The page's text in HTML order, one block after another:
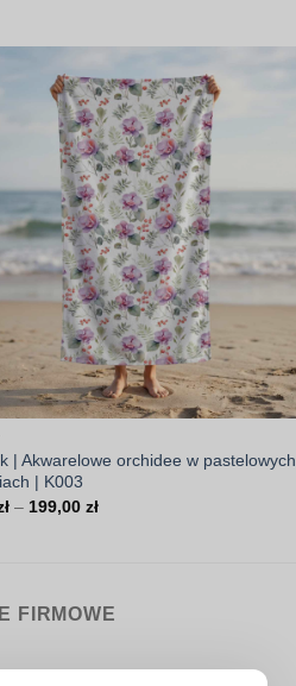
| Akwarelowe orchidee w pastelowych
| K003
– 199,00złZakres
FIRMOWE